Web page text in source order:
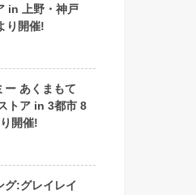
in 上野・神戸
り開催!
ー あくまもて
トア in 3都市 8
開催!
グ:グレイレイ